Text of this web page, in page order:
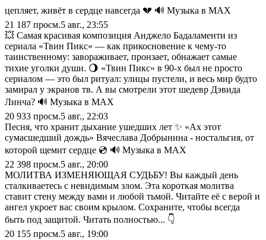
цепляет, живёт в сердце навсегда 💔 🔊 Музыка в МАХ
21 187 просм.5 авг., 23:55
💥 Самая красивая композиция Анджело Бадаламенти из
сериала «Твин Пикс» — как прикосновение к чему‑то
таинственному: завораживает, пронзает, обнажает самые
тихие уголки души. 🌖 «Твин Пикс» в 90‑х был не просто
сериалом — это был ритуал: улицы пустели, и весь мир будто
замирал у экранов тв. А вы смотрели этот шедевр Дэвида
Линча? 🔊 Музыка в МАХ
20 933 просм.5 авг., 22:03
Песня, что хранит дыхание ушедших лет ✨ «Ах этот
сумасшедший дождь» Вячеслава Добрынина - ностальгия, от
которой щемит сердце 💿 🔊 Музыка в МАХ
22 398 просм.5 авг., 20:00
МОЛИТВА ИЗМЕНЯЮЩАЯ СУДЬБУ! Вы каждый день
сталкиваетесь с невидимым злом. Эта короткая молитва
ставит стену между вами и любой тьмой. Читайте её с верой и
ангел укроет вас своим крылом. Сохраните, чтобы всегда
быть под защитой. Читать полностью... 👇
20 155 просм.5 авг., 19:00